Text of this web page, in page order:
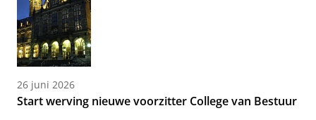
26 juni 2026
Start werving nieuwe voorzitter College van Bestuur